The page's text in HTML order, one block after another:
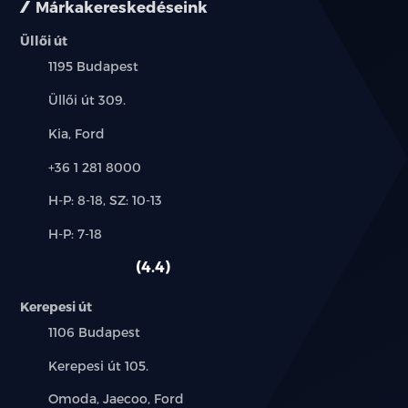
Első napellenzők megvilágított tükörrel
PM2.5 levegőszűrő
Hátső utastér szellőzés
8.8 colos LCD műszerfal
DAB rádió
8 hangszóró
Márkakereskedéseink
Üllői út
Település:
1195 Budapest
Cím:
Üllői út 309.
Márkák:
Kia, Ford
Telefon:
+36 1 281 8000
Új-
használt
H-P: 8-18, SZ: 10-13
Alkatrész,
H-P: 7-18
4.4
Kerepesi út
Település:
1106 Budapest
Cím:
Kerepesi út 105.
Márkák:
Omoda, Jaecoo, Ford